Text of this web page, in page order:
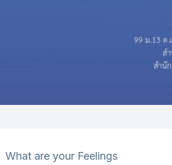
What are your Feelings